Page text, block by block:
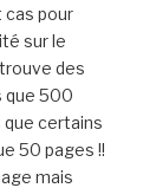
cas pour
sur le
des
que 500
certains
50 pages !!
mais